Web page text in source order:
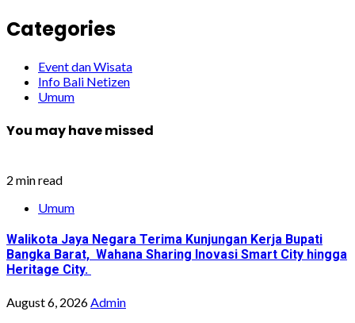
Categories
Event dan Wisata
Info Bali Netizen
Umum
You may have missed
2 min read
Umum
Walikota Jaya Negara Terima Kunjungan Kerja Bupati
Bangka Barat, Wahana Sharing Inovasi Smart City hingga
Heritage City.
August 6, 2026 Admin